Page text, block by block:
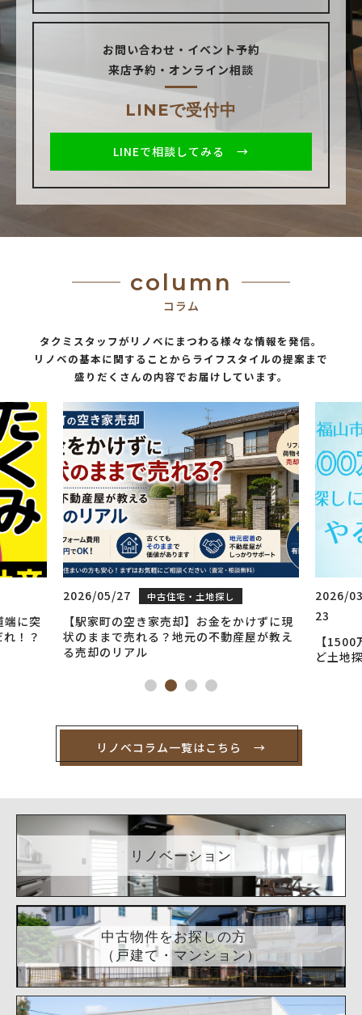
お問い合わせ・イベント予約
来店予約・オンライン相談
LINEで受付中
LINEで相談してみる →
column
コラム
タクミスタッフがリノベにまつわる様々な情報を発信。
リノベの基本に関することからライフスタイルの提案まで
盛りだくさんの内容でお届けしています。
中古住宅・土地探し
き家売却】お金をかけずに現
れる？地元の不動産屋が教え
2026/03/
23
中古
【1500万円得する】マイホー
ど土地探しに疲れたあなたが次
リノベコラム一覧はこちら →
リノベーション
中古物件をお探しの方
（戸建て・マンション）